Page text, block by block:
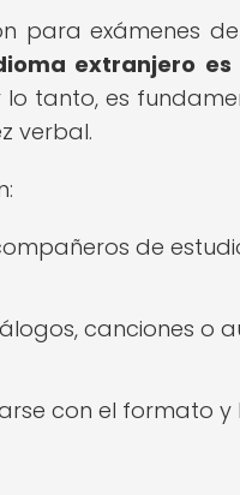
para exámenes de
extranjero es
lo tanto, es
verbal.
de
canciones o
con el formato y